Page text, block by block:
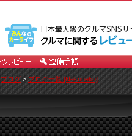
ブログ>ブログ一覧 [Nekoneko]